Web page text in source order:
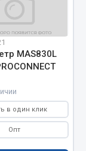
MAS830L
в один клик
Опт